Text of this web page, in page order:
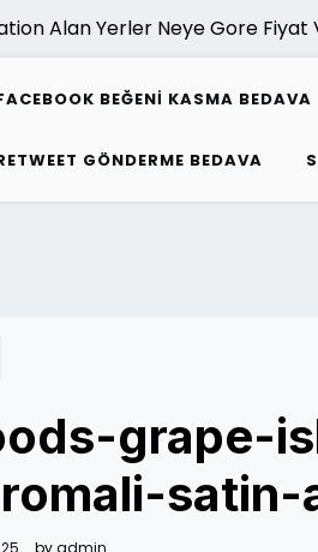
Alan Yerler Neye Gore Fiyat
BEĞENI KASMA BEDAVA
GÖNDERME BEDAVA
grape-
satin-
byadmin